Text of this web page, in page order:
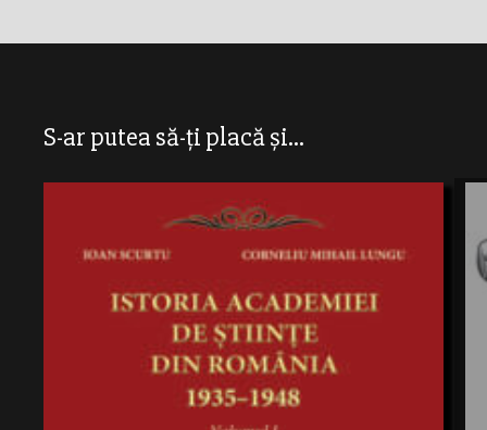
S-ar putea să-ți placă și...